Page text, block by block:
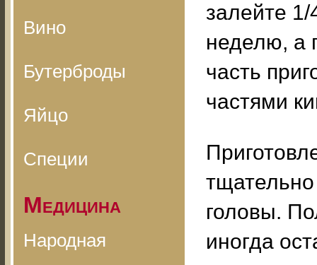
Вино
Бутерброды
Яйцо
Специи
Медицина
Народная
залейте 1/
неделю, а
часть
частями
тщательно
головы.
иногда